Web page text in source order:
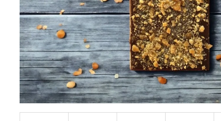
449 Kč